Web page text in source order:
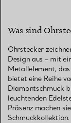
Was sind
Ohrstecker
Design aus – mit
Metallelement,
bietet eine Reihe
Diamantschmuck
leuchtenden
Präsenz machen
Schmuckkollektion.